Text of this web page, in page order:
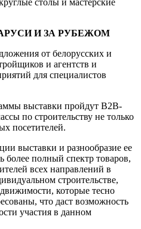
столы и мастерские
И ЗА РУБЕЖОМ
от белорусских и
и агентств и
для специалистов
выставки пройдут B2B-
по строительству не только
посетителей.
выставки и разнообразие ее
более полный спектр товаров,
всех направлений в
строительстве,
которые тесно
что даст возможность
участия в данном